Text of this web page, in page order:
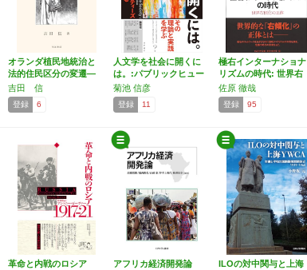
オランダ植民地統治と
法的住民区分の変遷―
国籍…
吉田 信
登録 6
人文学を社会に開くに
は。:パブリックヒュー
マ…
菊池 信彦
登録 11
極右インターナショナ
リズムの時代: 世界右
傾…
佐原 徹哉
登録 95
革命と内戦のロシア
アフリカ経済開発論
ILOの対中関与と上海